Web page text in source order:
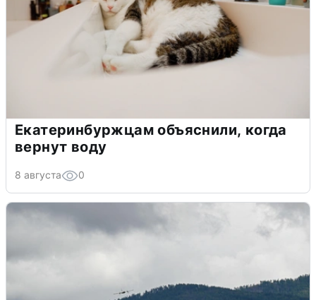
Екатеринбуржцам объяснили, когда
вернут воду
8 августа 0